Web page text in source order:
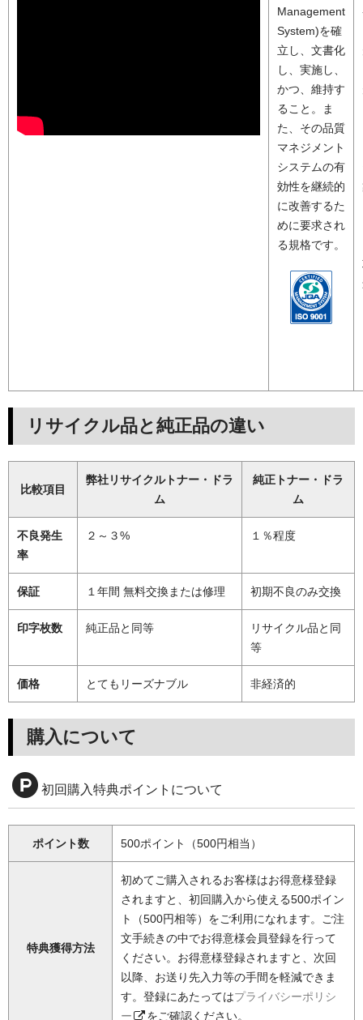
Management
System)を確
立し、文書化
し、実施し、
かつ、維持す
ること。ま
た、その品質
マネジメント
システムの有
効性を継続的
に改善するた
めに要求され
る規格です。
リサイクル品と純正品の違い
比較項目
弊社リサイクルトナー・ドラ
ム
純正トナー・ドラ
ム
不良発生
率
２～３% １％程度
保証 １年間 無料交換または修理 初期不良のみ交換
印字枚数 純正品と同等
リサイクル品と同
等
価格 とてもリーズナブル 非経済的
購入について
初回購入特典ポイントについて
ポイント数 500ポイント（500円相当）
特典獲得方法
初めてご購入されるお客様はお得意様登録
されますと、初回購入から使える500ポイン
ト（500円相等）をご利用になれます。ご注
文手続きの中でお得意様会員登録を行って
ください。お得意様登録されますと、次回
以降、お送り先入力等の手間を軽減できま
す。登録にあたってはプライバシーポリシ
ー
をご確認ください。